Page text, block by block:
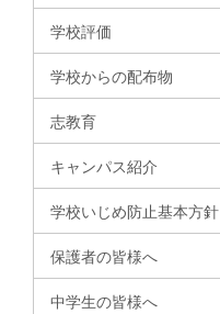
学校評価
学校からの配布物
志教育
キャンパス紹介
学校いじめ防止基本方針
保護者の皆様へ
中学生の皆様へ